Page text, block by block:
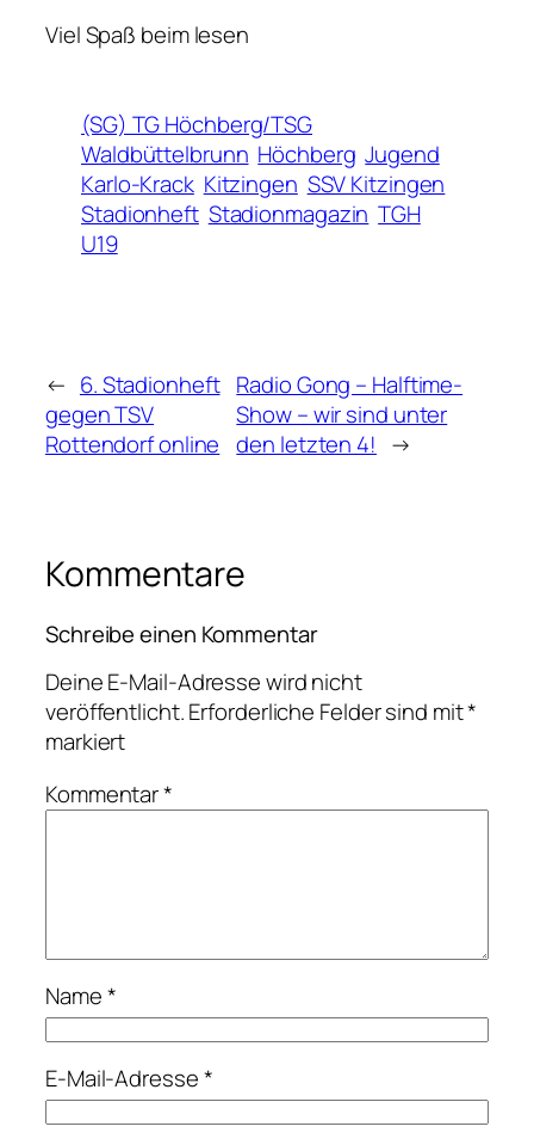
Viel Spaß beim lesen
(SG) TG Höchberg/TSG
Waldbüttelbrunn Höchberg Jugend
Karlo-Krack Kitzingen SSV Kitzingen
Stadionheft Stadionmagazin TGH
U19
← 6. Stadionheft
gegen TSV
Rottendorf online
Radio Gong – Halftime-
Show – wir sind unter
den letzten 4! →
Kommentare
Schreibe einen Kommentar
Deine E-Mail-Adresse wird nicht
veröffentlicht.Erforderliche Felder sind mit*
markiert
Kommentar*
Name*
E-Mail-Adresse*